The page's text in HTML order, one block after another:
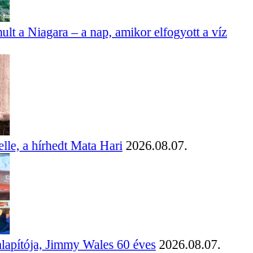
a Niagara – a nap, amikor elfogyott a víz
a hírhedt Mata Hari 2026.08.07.
Jimmy Wales 60 éves 2026.08.07.